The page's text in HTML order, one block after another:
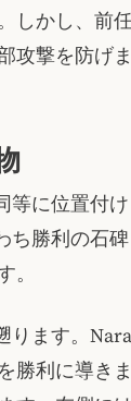
しかし、前
攻撃を防げ
に位置付け
勝利の石
ります。
勝利に導き